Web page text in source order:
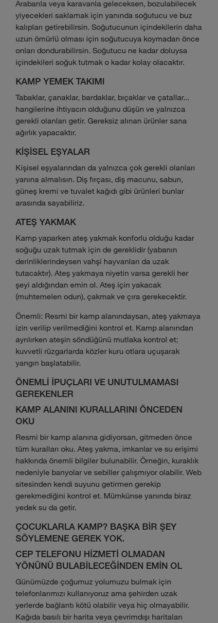
Arabanla veya karavanla geleceksen, bozulabilecek
yiyecekleri saklamak için yanında soğutucu ve buz
kalıpları getirebilirsin. Soğutucunun içindekilerin daha
uzun ömürlü olması için soğutucuya koymadan önce
onları dondurabilirsin. Soğutucu ne kadar doluysa
içindekileri soğuk tutmak o kadar kolay olacaktır.
KAMP YEMEK TAKIMI
Tabaklar, çanaklar, bardaklar, bıçaklar ve çatallar...
hangilerine ihtiyacın olduğunu düşün ve yalnızca
gerekli olanları getir. Gereksiz alınan ürünler sana
ağırlık yapacaktır.
KİŞİSEL EŞYALAR
Kişisel eşyalarından da yalnızca çok gerekli olanları
yanına almalısın. Diş fırçası, diş macunu, sabun,
güneş kremi ve tuvalet kağıdı gibi ürünleri bunlar
arasında sayabiliriz.
ATEŞ YAKMAK
Kamp yaparken ateş yakmak konforlu olduğu kadar
soğuğu uzak tutmak için de gereklidir (yabanın
derinliklerindeysen vahşi hayvanları da uzak
tutacaktır). Ateş yakmaya niyetin varsa gerekli her
şeyi aldığından emin ol. Ateş için yakacak
(muhtemelen odun), çakmak ve çıra gerekecektir.
Önemli: Resmi bir kamp alanındaysan, ateş yakmaya
izin verilip verilmediğini kontrol et. Kamp alanından
ayrılırken ateşin söndüğünü mutlaka kontrol et;
kuvvetli rüzgarlarda közler kuru otlara uçuşarak
yangın başlatabilir.
ÖNEMLİ İPUÇLARI VE UNUTULMAMASI
GEREKENLER
KAMP ALANINI KURALLARINI ÖNCEDEN
OKU
Resmi bir kamp alanına gidiyorsan, gitmeden önce
tüm kuralları oku. Ateş yakma, imkanlar ve su erişimi
hakkında önemli bilgiler bulunabilir. Örneğin, kuraklık
nedeniyle banyolar ve sebiller çalışmıyor olabilir. Web
sitesinden kendi suyunu getirmen gerekip
gerekmediğini kontrol et. Mümkünse yanında biraz
yedek su da getir.
ÇOCUKLARLA KAMP? BAŞKA BİR ŞEY
SÖYLEMENE GEREK YOK.
CEP TELEFONU HİZMETİ OLMADAN
YÖNÜNÜ BULABİLECEĞİNDEN EMİN OL
Günümüzde çoğumuz yolumuzu bulmak için
telefonlarımızı kullanıyoruz ama şehirden uzak
yerlerde bağlantı kötü olabilir veya hiç olmayabilir.
Kağıda basılı bir harita veya çevrimdışı haritaları